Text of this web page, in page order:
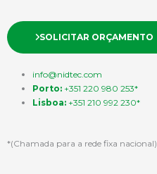
SOLICITAR ORÇAMENTO
info@nidtec.com
Porto: +351 220 980 253*
Lisboa: +351 210 992 230*
*(Chamada para a rede fixa nacional)